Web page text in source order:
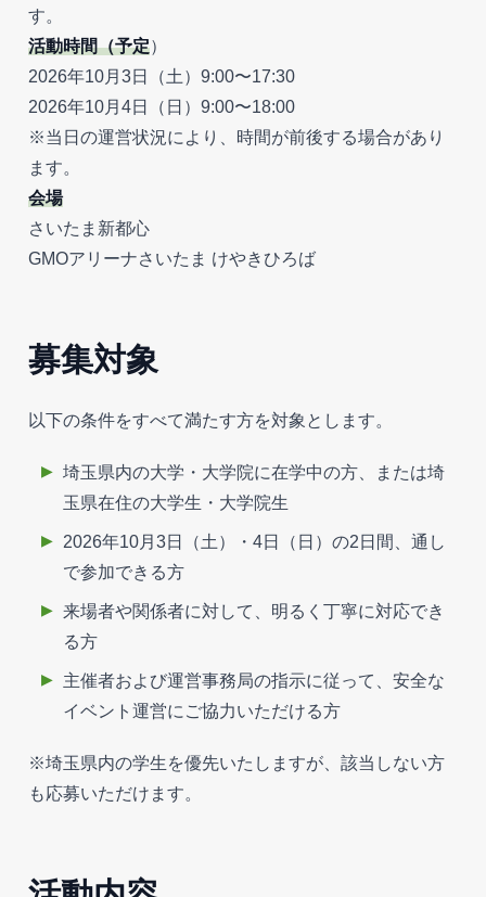
す。
活動時間（予定）
2026年10月3日（土）9:00〜17:30
2026年10月4日（日）9:00〜18:00
※当日の運営状況により、時間が前後する場合があり
ます。
会場
さいたま新都心
GMOアリーナさいたま けやきひろば
募集対象
以下の条件をすべて満たす方を対象とします。
埼玉県内の大学・大学院に在学中の方、または埼
玉県在住の大学生・大学院生
2026年10月3日（土）・4日（日）の2日間、通し
で参加できる方
来場者や関係者に対して、明るく丁寧に対応でき
る方
主催者および運営事務局の指示に従って、安全な
イベント運営にご協力いただける方
※埼玉県内の学生を優先いたしますが、該当しない方
も応募いただけます。